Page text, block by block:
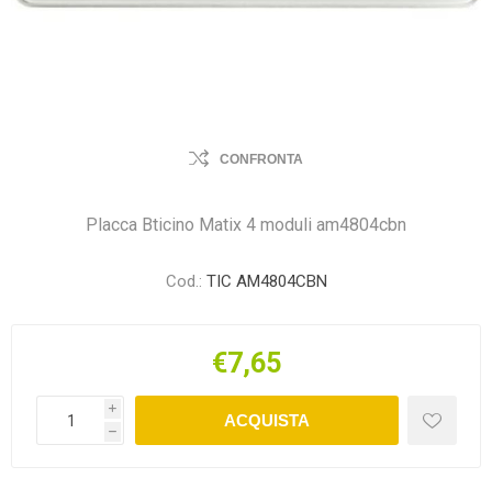
CONFRONTA
Placca Bticino Matix 4 moduli am4804cbn
Cod.: TIC AM4804CBN
€7,65
i
h
ACQUISTA